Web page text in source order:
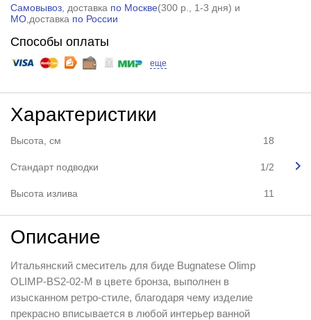
Самовывоз, доставка по Москве(300 р.
, 1-3 дня) и
МО,доставка по России
Способы оплаты
еще
Характеристики
Высота, см 18
Стандарт подводки 1/2
Высота излива 11
Описание
Итальянский смеситель для биде Bugnatese Olimp
OLIMP-BS2-02-M в цвете бронза, выполнен в
изысканном ретро-стиле, благодаря чему изделие
прекрасно вписывается в любой интерьер ванной